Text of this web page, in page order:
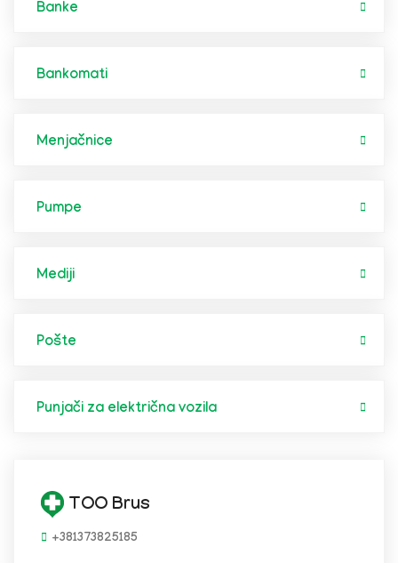
Banke
Bankomati
Menjačnice
Pumpe
Mediji
Pošte
Punjači za električna vozila
TOO Brus
+381373825185